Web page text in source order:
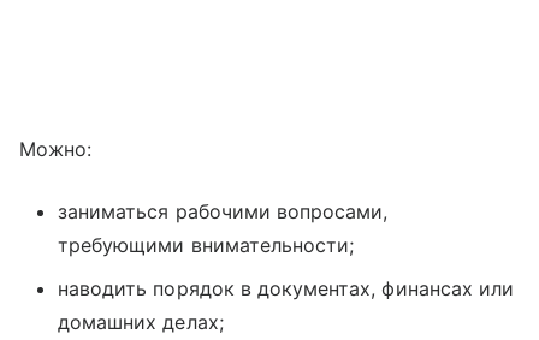
Можно:
заниматься рабочими вопросами,
требующими внимательности;
наводить порядок в документах, финансах или
домашних делах;